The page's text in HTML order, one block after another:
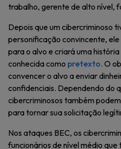
trabalho, gerente de alto nível,
Depois que um cibercriminoso
personificação convincente,
para o alvo e criará uma
conhecida como pretexto. O
convencer o alvo a enviar
confidenciais. Dependendo do
cibercriminosos também
para tornar sua solicitação
Nos ataques BEC, os
funcionários de nível médio que